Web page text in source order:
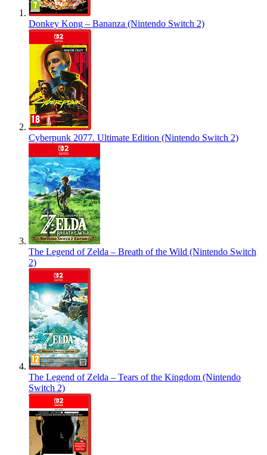
Donkey Kong – Bananza (Nintendo Switch 2)
Cyberpunk 2077. Ultimate Edition (Nintendo Switch 2)
The Legend of Zelda – Breath of the Wild (Nintendo Switch
2)
The Legend of Zelda – Tears of the Kingdom (Nintendo
Switch 2)